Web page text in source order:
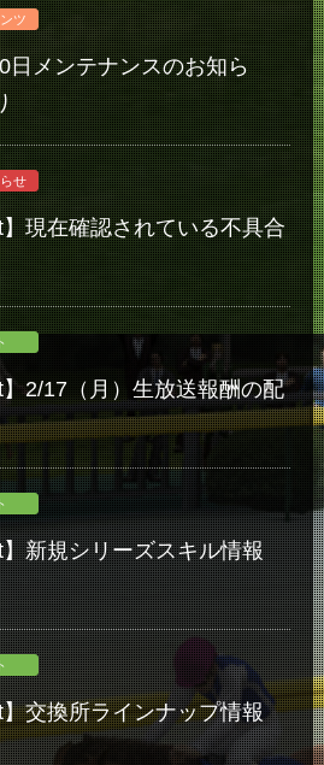
ツ
日メンテナンスのお知ら
せ
現在確認されている不具合
2/17（月）生放送報酬の配
新規シリーズスキル情報
交換所ラインナップ情報